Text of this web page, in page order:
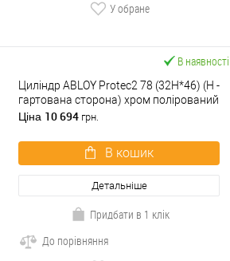
У обране
В наявності
Циліндр ABLOY Protec2 78 (32H*46) (H -
гартована сторона) хром полірований
Ціна 10 694 грн.
В кошик
Детальніше
Придбати в 1 клік
До порівняння